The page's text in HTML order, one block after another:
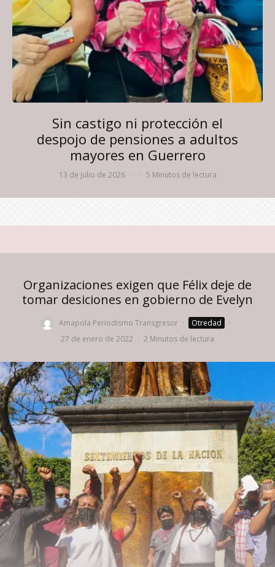
Sin castigo ni protección el
despojo de pensiones a adultos
mayores en Guerrero
13 de julio de 2026 · · 5 Minutos de lectura
Organizaciones exigen que Félix deje de
tomar desiciones en gobierno de Evelyn
Amapola Periodismo Transgresor · Otredad
·
27 de enero de 2022 · 2 Minutos de lectura